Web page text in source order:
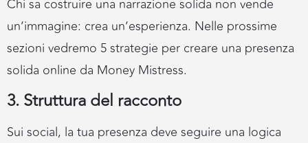
Chi sa costruire una narrazione solida non vende
un’immagine: crea un’esperienza. Nelle prossime
sezioni vedremo 5 strategie per creare una presenza
solida online da Money Mistress.
3. Struttura del racconto
Sui social, la tua presenza deve seguire una logica